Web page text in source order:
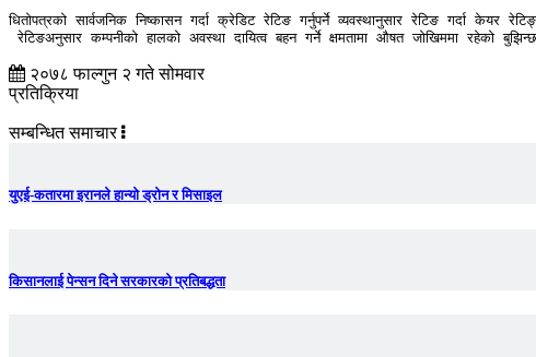
धितोपत्रको सार्वजनिक निष्कासन गर्दा क्रेडिट रेटिङ गर्नुपर्ने व्यवस्थानुसार रेटिङ गर्दा
रेटिङअनुसार कम्पनीको हालको अवस्था दायित्व बहन गर्ने क्षमतामा औषत जोखिममा रहेको
२०७८ फाल्गुन २ गते सोमवार
प्रतिक्रिया
सम्बन्धित समाचार
युएई-कतारमा इरानले हान्यो ड्रोन र मिसाइल
किसानलाई पेन्सन दिने सरकारको प्रतिबद्धता